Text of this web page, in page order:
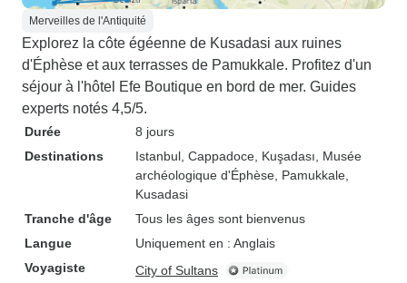
Merveilles de l'Antiquité
Explorez la côte égéenne de Kusadasi aux ruines
d'Éphèse et aux terrasses de Pamukkale. Profitez d'un
séjour à l'hôtel Efe Boutique en bord de mer. Guides
experts notés 4,5/5.
Durée
8 jours
Destinations
Istanbul , Cappadoce , Kuşadası , Musée
archéologique d'Éphèse , Pamukkale
Kusadasi
Tranche d'âge
Tous les âges sont bienvenus
Langue
Uniquement en : Anglais
Voyagiste
City of Sultans